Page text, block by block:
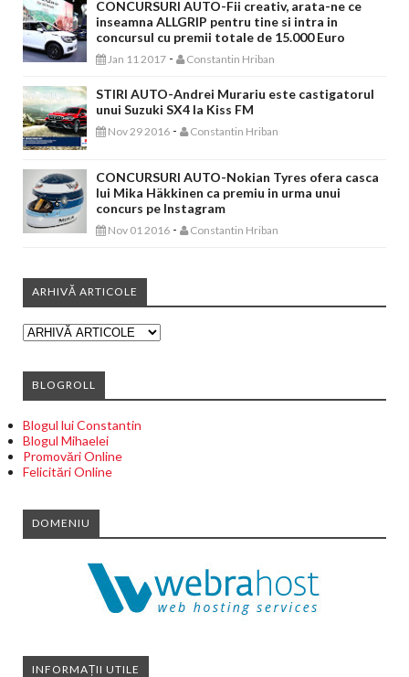
CONCURSURI AUTO-Fii creativ, arata-ne ce
inseamna ALLGRIP pentru tine si intra in
concursul cu premii totale de 15.000 Euro
Jan 11 2017 - Constantin Hriban
STIRI AUTO-Andrei Murariu este castigatorul
unui Suzuki SX4 la Kiss FM
Nov 29 2016 - Constantin Hriban
CONCURSURI AUTO-Nokian Tyres ofera casca
lui Mika Häkkinen ca premiu in urma unui
concurs pe Instagram
Nov 01 2016 - Constantin Hriban
ARHIVĂ ARTICOLE
BLOGROLL
Blogul lui Constantin
Blogul Mihaelei
Promovări Online
Felicitări Online
DOMENIU
INFORMAȚII UTILE